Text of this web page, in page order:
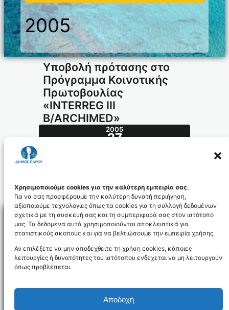
Χρησιμοποιούμε cookies για την καλύτερη εμπειρία σας.
Για να σας προσφέρουμε την καλύτερη δυνατή περιήγηση,
αξιοποιούμε τεχνολογίες όπως τα cookies για τη συλλογή δεδομένων
σχετικά με τη συσκευή σας και τη συμπεριφορά σας στον ιστότοπό
μας. Τα δεδομένα αυτά χρησιμοποιούνται αποκλειστικά για
στατιστικούς σκοπούς και για να βελτιώσουμε την εμπειρία χρήσης.
Αν επιλέξετε να μην αποδεχθείτε τη χρήση cookies, κάποιες
λειτουργίες ή δυνατότητες του ιστότοπου ενδέχεται να μη λειτουργούν
όπως προβλέπεται.
Αποδοχή
2005
Υποβολή πρότασης στο
Πρόγραμμα Κοινοτικής
Πρωτοβουλίας
«INTERREG III
B/ARCHIMED»
2005
27
350.2005_id191
NEWSLETTER